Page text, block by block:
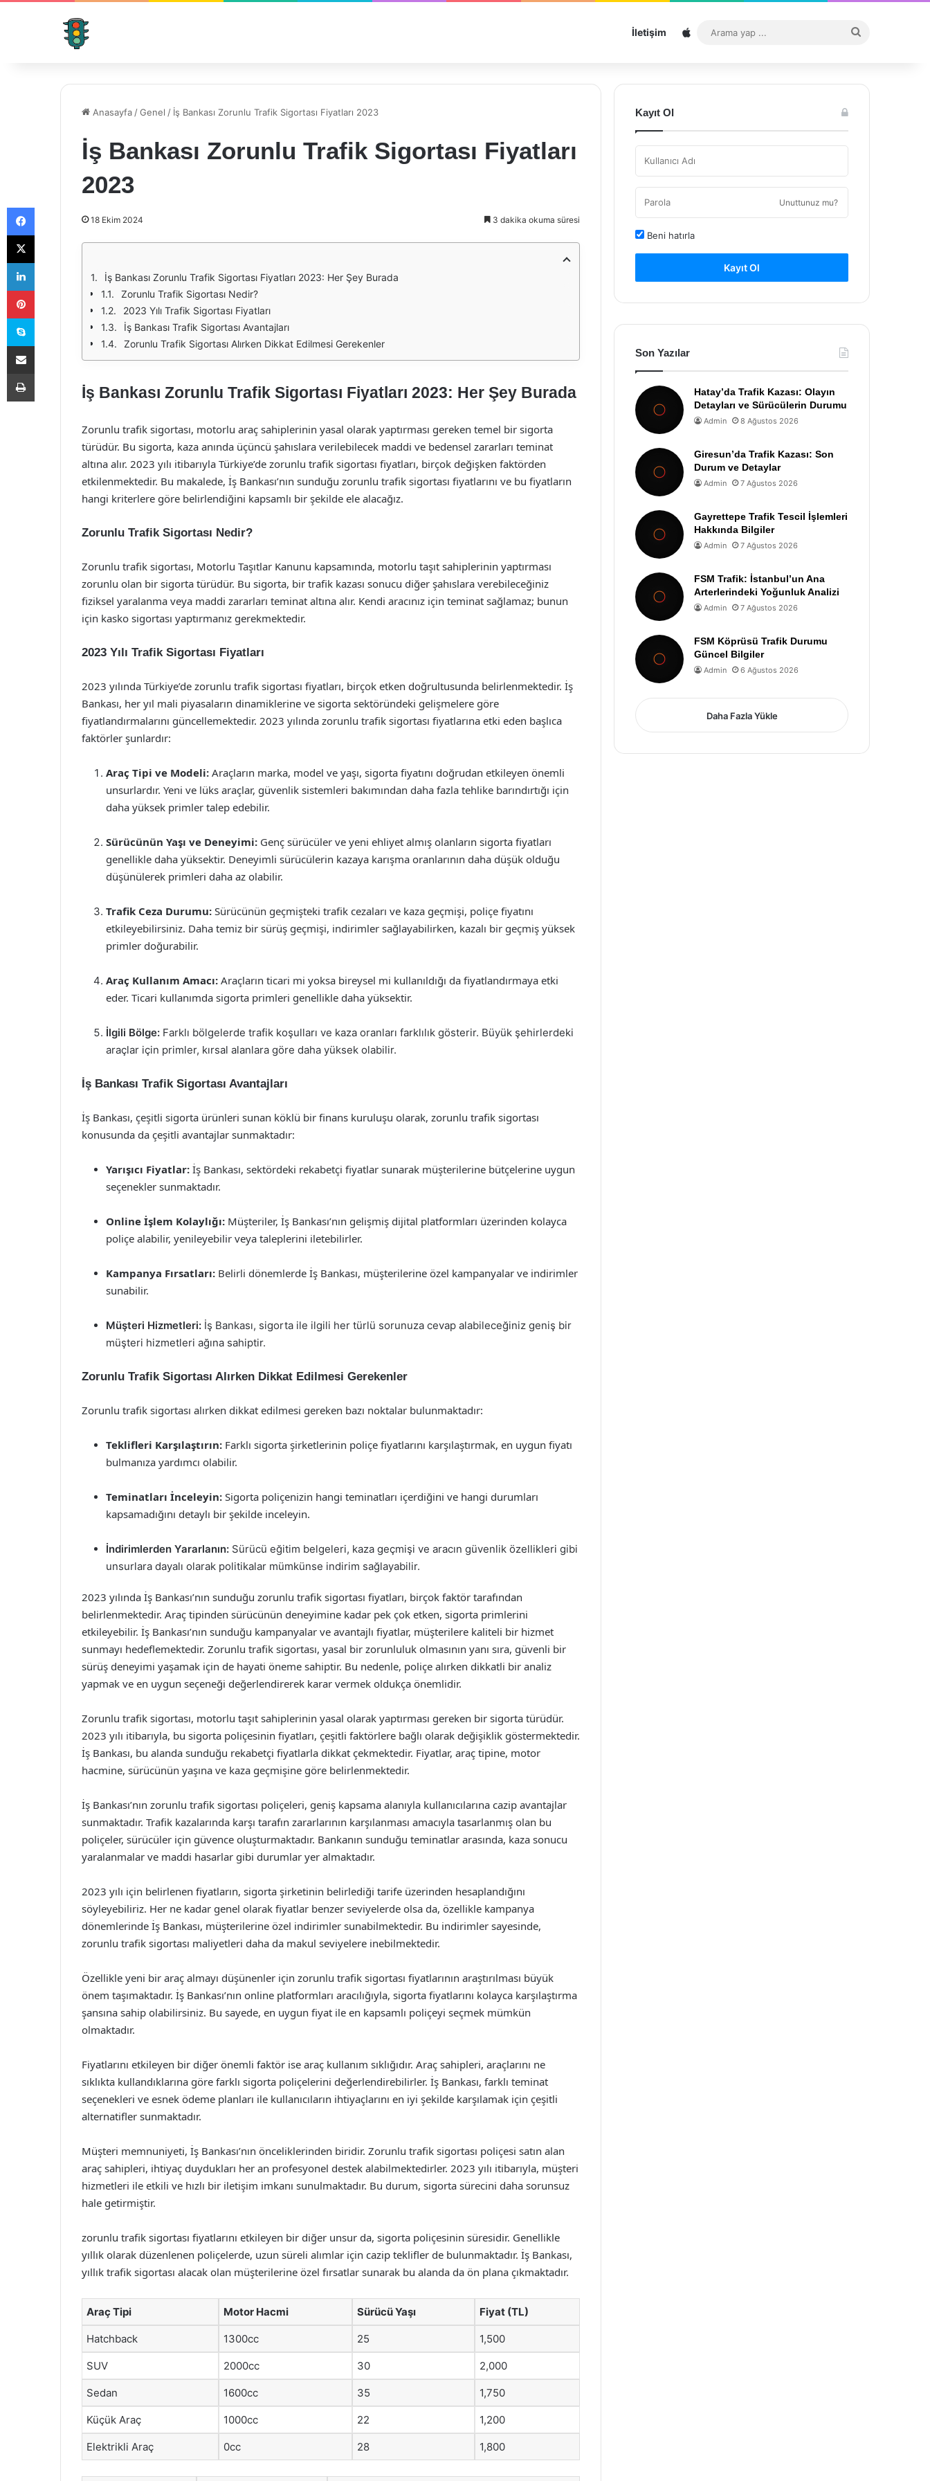
İletişim Sitemap
...
Anasayfa /Genel / İş Bankası Zorunlu Trafik Sigortası Fiyatları 2023
İş Bankası Zorunlu Trafik Sigortası Fiyatları
2023
18 Ekim 2024 3 dakika okuma süresi
İş Bankası Zorunlu Trafik Sigortası Fiyatları 2023: Her Şey Burada
Zorunlu Trafik Sigortası Nedir?
2023 Yılı Trafik Sigortası Fiyatları
İş Bankası Trafik Sigortası Avantajları
Zorunlu Trafik Sigortası Alırken Dikkat Edilmesi Gerekenler
İş Bankası Zorunlu Trafik Sigortası Fiyatları 2023: Her Şey Burada
Zorunlu trafik sigortası, motorlu araç sahiplerinin yasal olarak yaptırması gereken temel bir sigorta
türüdür. Bu sigorta, kaza anında üçüncü şahıslara verilebilecek maddi ve bedensel zararları teminat
altına alır. 2023 yılı itibarıyla Türkiye’de zorunlu trafik sigortası fiyatları, birçok değişken faktörden
etkilenmektedir. Bu makalede, İş Bankası’nın sunduğu zorunlu trafik sigortası fiyatlarını ve bu fiyatların
hangi kriterlere göre belirlendiğini kapsamlı bir şekilde ele alacağız.
Zorunlu Trafik Sigortası Nedir?
Zorunlu trafik sigortası, Motorlu Taşıtlar Kanunu kapsamında, motorlu taşıt sahiplerinin yaptırması
zorunlu olan bir sigorta türüdür. Bu sigorta, bir trafik kazası sonucu diğer şahıslara verebileceğiniz
fiziksel yaralanma veya maddi zararları teminat altına alır. Kendi aracınız için teminat sağlamaz; bunun
için kasko sigortası yaptırmanız gerekmektedir.
2023 Yılı Trafik Sigortası Fiyatları
2023 yılında Türkiye’de zorunlu trafik sigortası fiyatları, birçok etken doğrultusunda belirlenmektedir. İş
Bankası, her yıl mali piyasaların dinamiklerine ve sigorta sektöründeki gelişmelere göre
fiyatlandırmalarını güncellemektedir. 2023 yılında zorunlu trafik sigortası fiyatlarına etki eden başlıca
faktörler şunlardır:
Araç Tipi ve Modeli: Araçların marka, model ve yaşı, sigorta fiyatını doğrudan etkileyen önemli
unsurlardır. Yeni ve lüks araçlar, güvenlik sistemleri bakımından daha fazla tehlike barındırtığı için
daha yüksek primler talep edebilir.
Sürücünün Yaşı ve Deneyimi: Genç sürücüler ve yeni ehliyet almış olanların sigorta fiyatları
genellikle daha yüksektir. Deneyimli sürücülerin kazaya karışma oranlarının daha düşük olduğu
düşünülerek primleri daha az olabilir.
Trafik Ceza Durumu: Sürücünün geçmişteki trafik cezaları ve kaza geçmişi, poliçe fiyatını
etkileyebilirsiniz. Daha temiz bir sürüş geçmişi, indirimler sağlayabilirken, kazalı bir geçmiş yüksek
primler doğurabilir.
Araç Kullanım Amacı: Araçların ticari mi yoksa bireysel mi kullanıldığı da fiyatlandırmaya etki
eder. Ticari kullanımda sigorta primleri genellikle daha yüksektir.
İlgili Bölge: Farklı bölgelerde trafik koşulları ve kaza oranları farklılık gösterir. Büyük şehirlerdeki
araçlar için primler, kırsal alanlara göre daha yüksek olabilir.
İş Bankası Trafik Sigortası Avantajları
İş Bankası, çeşitli sigorta ürünleri sunan köklü bir finans kuruluşu olarak, zorunlu trafik sigortası
konusunda da çeşitli avantajlar sunmaktadır:
Yarışıcı Fiyatlar: İş Bankası, sektördeki rekabetçi fiyatlar sunarak müşterilerine bütçelerine uygun
seçenekler sunmaktadır.
Online İşlem Kolaylığı: Müşteriler, İş Bankası’nın gelişmiş dijital platformları üzerinden kolayca
poliçe alabilir, yenileyebilir veya taleplerini iletebilirler.
Kampanya Fırsatları: Belirli dönemlerde İş Bankası, müşterilerine özel kampanyalar ve indirimler
sunabilir.
Müşteri Hizmetleri: İş Bankası, sigorta ile ilgili her türlü sorunuza cevap alabileceğiniz geniş bir
müşteri hizmetleri ağına sahiptir.
Zorunlu Trafik Sigortası Alırken Dikkat Edilmesi Gerekenler
Zorunlu trafik sigortası alırken dikkat edilmesi gereken bazı noktalar bulunmaktadır:
Teklifleri Karşılaştırın: Farklı sigorta şirketlerinin poliçe fiyatlarını karşılaştırmak, en uygun fiyatı
bulmanıza yardımcı olabilir.
Teminatları İnceleyin: Sigorta poliçenizin hangi teminatları içerdiğini ve hangi durumları
kapsamadığını detaylı bir şekilde inceleyin.
İndirimlerden Yararlanın: Sürücü eğitim belgeleri, kaza geçmişi ve aracın güvenlik özellikleri gibi
unsurlara dayalı olarak politikalar mümkünse indirim sağlayabilir.
2023 yılında İş Bankası’nın sunduğu zorunlu trafik sigortası fiyatları, birçok faktör tarafından
belirlenmektedir. Araç tipinden sürücünün deneyimine kadar pek çok etken, sigorta primlerini
etkileyebilir. İş Bankası’nın sunduğu kampanyalar ve avantajlı fiyatlar, müşterilere kaliteli bir hizmet
sunmayı hedeflemektedir. Zorunlu trafik sigortası, yasal bir zorunluluk olmasının yanı sıra, güvenli bir
sürüş deneyimi yaşamak için de hayati öneme sahiptir. Bu nedenle, poliçe alırken dikkatli bir analiz
yapmak ve en uygun seçeneği değerlendirerek karar vermek oldukça önemlidir.
Zorunlu trafik sigortası, motorlu taşıt sahiplerinin yasal olarak yaptırması gereken bir sigorta türüdür.
2023 yılı itibarıyla, bu sigorta poliçesinin fiyatları, çeşitli faktörlere bağlı olarak değişiklik göstermektedir.
İş Bankası, bu alanda sunduğu rekabetçi fiyatlarla dikkat çekmektedir. Fiyatlar, araç tipine, motor
hacmine, sürücünün yaşına ve kaza geçmişine göre belirlenmektedir.
İş Bankası’nın zorunlu trafik sigortası poliçeleri, geniş kapsama alanıyla kullanıcılarına cazip avantajlar
sunmaktadır. Trafik kazalarında karşı tarafın zararlarının karşılanması amacıyla tasarlanmış olan bu
poliçeler, sürücüler için güvence oluşturmaktadır. Bankanın sunduğu teminatlar arasında, kaza sonucu
yaralanmalar ve maddi hasarlar gibi durumlar yer almaktadır.
2023 yılı için belirlenen fiyatların, sigorta şirketinin belirlediği tarife üzerinden hesaplandığını
söyleyebiliriz. Her ne kadar genel olarak fiyatlar benzer seviyelerde olsa da, özellikle kampanya
dönemlerinde İş Bankası, müşterilerine özel indirimler sunabilmektedir. Bu indirimler sayesinde,
zorunlu trafik sigortası maliyetleri daha da makul seviyelere inebilmektedir.
Özellikle yeni bir araç almayı düşünenler için zorunlu trafik sigortası fiyatlarının araştırılması büyük
önem taşımaktadır. İş Bankası’nın online platformları aracılığıyla, sigorta fiyatlarını kolayca karşılaştırma
şansına sahip olabilirsiniz. Bu sayede, en uygun fiyat ile en kapsamlı poliçeyi seçmek mümkün
olmaktadır.
Fiyatlarını etkileyen bir diğer önemli faktör ise araç kullanım sıklığıdır. Araç sahipleri, araçlarını ne
sıklıkta kullandıklarına göre farklı sigorta poliçelerini değerlendirebilirler. İş Bankası, farklı teminat
seçenekleri ve esnek ödeme planları ile kullanıcıların ihtiyaçlarını en iyi şekilde karşılamak için çeşitli
alternatifler sunmaktadır.
Müşteri memnuniyeti, İş Bankası’nın önceliklerinden biridir. Zorunlu trafik sigortası poliçesi satın alan
araç sahipleri, ihtiyaç duydukları her an profesyonel destek alabilmektedirler. 2023 yılı itibarıyla, müşteri
hizmetleri ile etkili ve hızlı bir iletişim imkanı sunulmaktadır. Bu durum, sigorta sürecini daha sorunsuz
hale getirmiştir.
zorunlu trafik sigortası fiyatlarını etkileyen bir diğer unsur da, sigorta poliçesinin süresidir. Genellikle
yıllık olarak düzenlenen poliçelerde, uzun süreli alımlar için cazip teklifler de bulunmaktadır. İş Bankası,
yıllık trafik sigortası alacak olan müşterilerine özel fırsatlar sunarak bu alanda da ön plana çıkmaktadır.
Araç Tipi Motor Hacmi Sürücü Yaşı Fiyat (TL)
Hatchback 1300cc 25 1,500
SUV 2000cc 30 2,000
Sedan 1600cc 35 1,750
Küçük Araç 1000cc 22 1,200
Elektrikli Araç 0cc 28 1,800
Kayıt Ol
Unuttunuz mu?
Beni hatırla
Kayıt Ol
Son Yazılar
Hatay’da Trafik Kazası: Olayın
Detayları ve Sürücülerin Durumu
Admin 8 Ağustos 2026
Giresun’da Trafik Kazası: Son
Durum ve Detaylar
Admin 7 Ağustos 2026
Gayrettepe Trafik Tescil İşlemleri
Hakkında Bilgiler
Admin 7 Ağustos 2026
FSM Trafik: İstanbul’un Ana
Arterlerindeki Yoğunluk Analizi
Admin 7 Ağustos 2026
FSM Köprüsü Trafik Durumu
Güncel Bilgiler
Admin 6 Ağustos 2026
Daha Fazla Yükle
Facebook
X
LinkedIn
Pinterest
Skype
E-Posta ile paylaş